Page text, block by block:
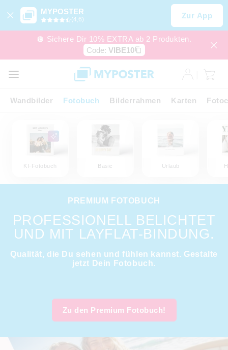
MYPOSTER
(4,6) Zur App
🪩 Sichere Dir 10% EXTRA ab 2 Produkten.
Code: VIBE10
Wandbilder Fotobuch Bilderrahmen Karten
KI-Fotobuch Basic Urlaub
PREMIUM FOTOBUCH
PROFESSIONELL BELICHTET
UND MIT LAYFLAT-BINDUNG.
Qualität, die Du sehen und fühlen kannst. Gestalte
jetzt Dein Fotobuch.
Zu den Premium Fotobuch!